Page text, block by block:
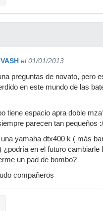
el 01/01/2013
preguntas de novato, pero
en este mundo de las
tiene espacio apra doble
parecen tan pequeños
yamaha dtx400 k ( más
¿podría en el futuro cambiarle
un pad de bombo?
compañeros